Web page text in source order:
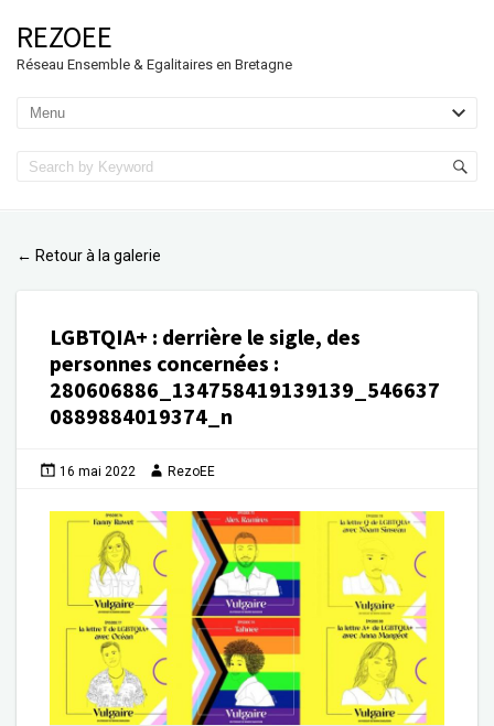
REZOEE
Réseau Ensemble & Egalitaires en Bretagne
← Retour à la galerie
LGBTQIA+ : derrière le sigle, des
personnes concernées :
280606886_134758419139139_546637
0889884019374_n
16 mai 2022 RezoEE